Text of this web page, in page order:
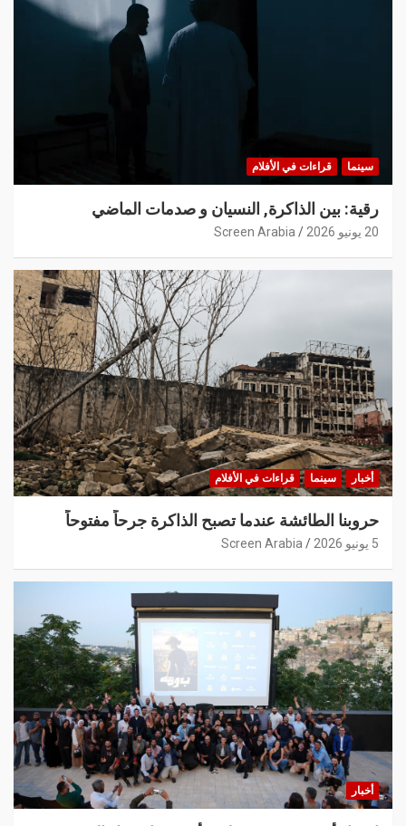
سينما قراءات في الأفلام
رقية: بين الذاكرة, النسيان و صدمات الماضي
20 يونيو 2026 Screen Arabia
أخبار سينما قراءات في الأفلام
حروبنا الطائشة عندما تصبح الذاكرة جرحاً مفتوحاً
5 يونيو 2026 Screen Arabia
أخبار